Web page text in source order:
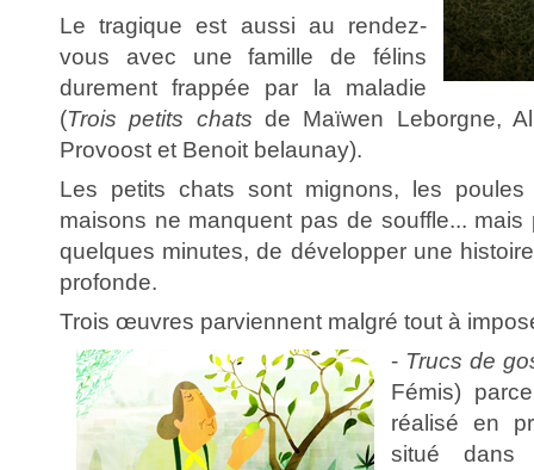
Le tragique est aussi au rendez-
vous avec une famille de félins
durement frappée par la maladie
(Trois petits chats de Maïwen Leborgne,
Provoost et Benoit belaunay).
Les petits chats sont mignons, les
maisons ne manquent pas de souffle...
quelques minutes, de développer une
profonde.
Trois œuvres parviennent malgré tout à
- Trucs de
Fémis)
réalisé en
situé dans